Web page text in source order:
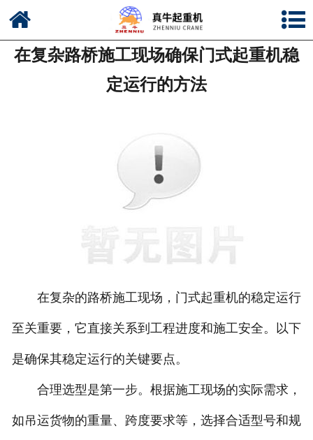
公司简介
在复杂路桥施工现场确保门式起重机稳
定运行的方法
在复杂的路桥施工现场，门式起重机的稳定运行
至关重要，它直接关系到工程进度和施工安全。以下
是确保其稳定运行的关键要点。
合理选型是第一步。根据施工现场的实际需求，
如吊运货物的重量、跨度要求等，选择合适型号和规